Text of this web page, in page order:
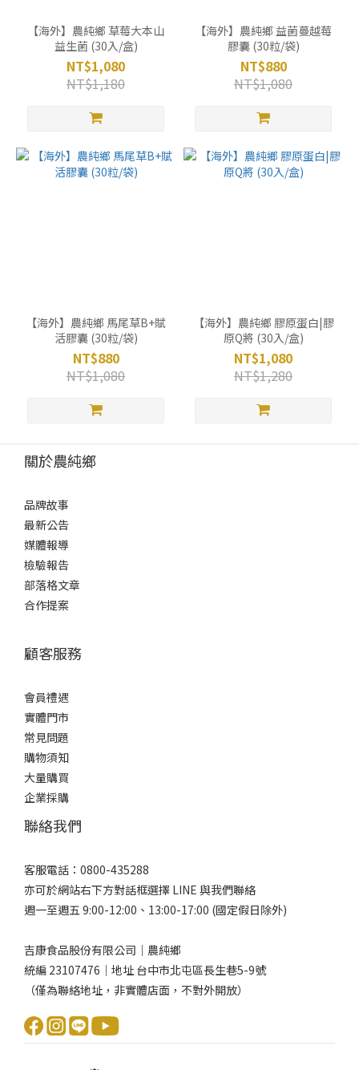
【海外】農純鄉 草莓大本山
益生菌 (30入/盒)
NT$1,080
NT$1,180
【海外】農純鄉 益菌蔓越莓
膠囊 (30粒/袋)
NT$880
NT$1,080
【海外】農純鄉 馬尾草B+賦
活膠囊 (30粒/袋)
NT$880
NT$1,080
【海外】農純鄉 膠原蛋白|膠
原Q將 (30入/盒)
NT$1,080
NT$1,280
關於農純鄉
品牌故事
最新公告
媒體報導
檢驗報告
部落格文章
合作提案
顧客服務
會員禮遇
實體門市
常見問題
購物須知
大量購買
企業採購
聯絡我們
客服電話：0800-435288
亦可於網站右下方對話框選擇 LINE 與我們聯絡
週一至週五 9:00-12:00、13:00-17:00 (國定假日除外)
吉康食品股份有限公司｜農純鄉
統編 23107476｜地址 台中市北屯區長生巷5-9號
（僅為聯絡地址，非實體店面，不對外開放）